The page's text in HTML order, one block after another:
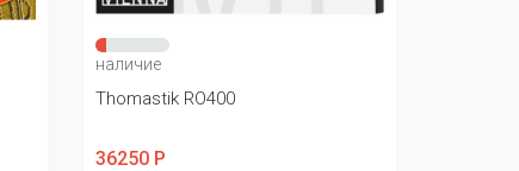
наличие
Thomastik RO400
36250 Р